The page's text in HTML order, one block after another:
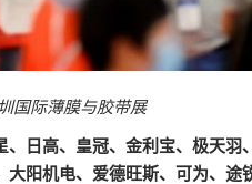
国际薄膜与胶带展
日高、皇冠、金利宝、极天
阳机电、爱德旺斯、可为、